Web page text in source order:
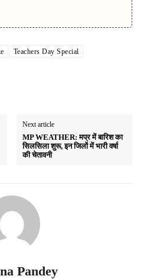
Teachers Day Special
Next article
MP WEATHER: मप्र में बारिश का
सिलसिला शुरू, इन जिलों में भारी वर्षा
की चेतावनी
Pandey